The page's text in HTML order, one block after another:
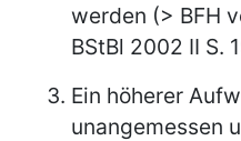
werden (> BFH
BStBl 2002 II S.
Ein höherer
unangemessen